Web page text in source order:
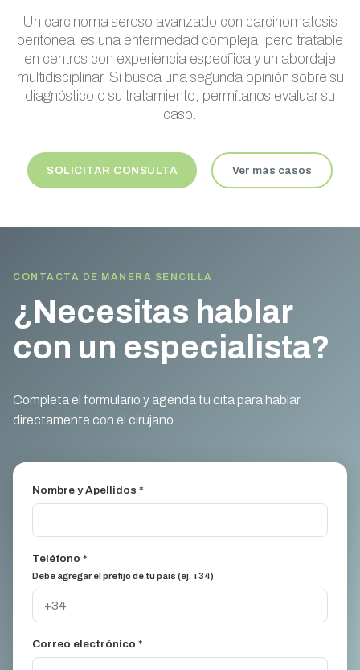
Un carcinoma seroso avanzado con carcinomatosis
peritoneal es una enfermedad compleja, pero tratable
en centros con experiencia específica y un abordaje
multidisciplinar. Si busca una segunda opinión sobre su
diagnóstico o su tratamiento, permítanos evaluar su
caso.
SOLICITAR CONSULTA Ver más casos
CONTACTA DE MANERA SENCILLA
¿Necesitas hablar
con un especialista?
Completa el formulario y agenda tu cita para hablar
directamente con el cirujano.
Nombre y Apellidos *
Teléfono *
Debe agregar el prefijo de tu país (ej. +34)
Correo electrónico *